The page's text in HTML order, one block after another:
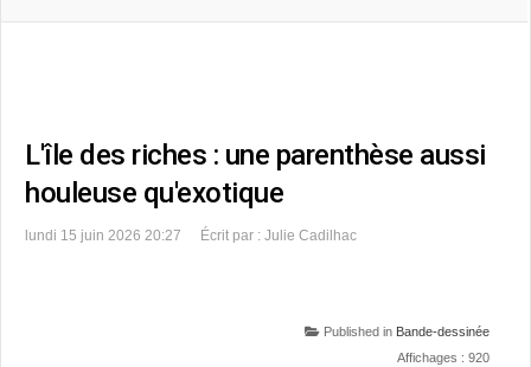
L'île des riches : une parenthèse aussi
houleuse qu'exotique
lundi 15 juin 2026 20:27 Écrit par : Julie Cadilhac
Published in Bande-dessinée
Affichages : 920